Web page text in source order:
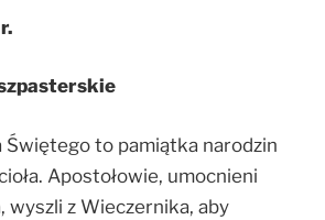
Świętego to pamiątka narodzin
Apostołowie, umocnieni
wyszli z Wieczernika, aby